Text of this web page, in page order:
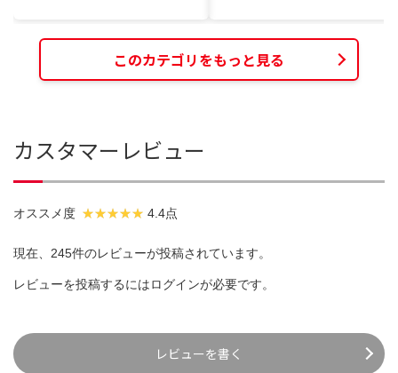
このカテゴリをもっと見る
カスタマーレビュー
オススメ度 4.4点
現在、245件のレビューが投稿されています。
レビューを投稿するにはログインが必要です。
レビューを書く